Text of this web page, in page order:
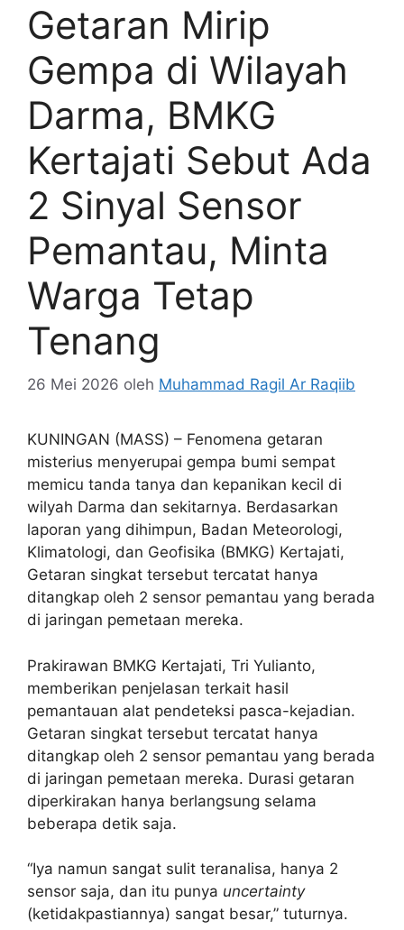
Getaran Mirip
Gempa di Wilayah
Darma, BMKG
Kertajati Sebut Ada
2 Sinyal Sensor
Pemantau, Minta
Warga Tetap
Tenang
26 Mei 2026 oleh Muhammad Ragil Ar Raqiib
KUNINGAN (MASS) – Fenomena getaran
misterius menyerupai gempa bumi sempat
memicu tanda tanya dan kepanikan kecil di
wilyah Darma dan sekitarnya. Berdasarkan
laporan yang dihimpun, Badan Meteorologi,
Klimatologi, dan Geofisika (BMKG) Kertajati,
Getaran singkat tersebut tercatat hanya
ditangkap oleh 2 sensor pemantau yang berada
di jaringan pemetaan mereka.
Prakirawan BMKG Kertajati, Tri Yulianto,
memberikan penjelasan terkait hasil
pemantauan alat pendeteksi pasca-kejadian.
Getaran singkat tersebut tercatat hanya
ditangkap oleh 2 sensor pemantau yang berada
di jaringan pemetaan mereka. Durasi getaran
diperkirakan hanya berlangsung selama
beberapa detik saja.
“Iya namun sangat sulit teranalisa, hanya 2
sensor saja, dan itu punya uncertainty
(ketidakpastiannya) sangat besar,” tuturnya.